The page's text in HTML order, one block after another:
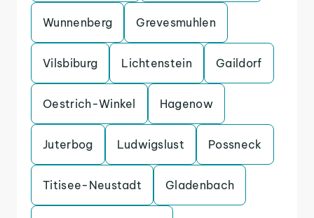
Wunnenberg Grevesmuhlen
Vilsbiburg Lichtenstein Gaildorf
Oestrich-Winkel Hagenow
Juterbog Ludwigslust Possneck
Titisee-Neustadt Gladenbach